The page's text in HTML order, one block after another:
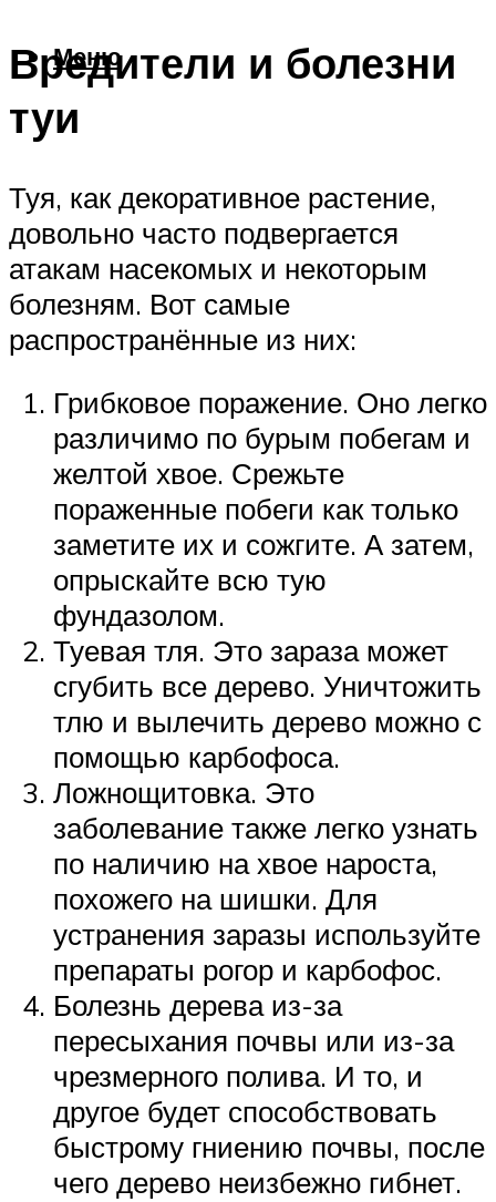
Меню
Вредители и болезни
туи
Туя, как декоративное растение,
довольно часто подвергается
атакам насекомых и некоторым
болезням. Вот самые
распространённые из них:
Грибковое поражение. Оно легко
различимо по бурым побегам и
желтой хвое. Срежьте
пораженные побеги как только
заметите их и сожгите. А затем,
опрыскайте всю тую
фундазолом.
Туевая тля. Это зараза может
сгубить все дерево. Уничтожить
тлю и вылечить дерево можно с
помощью карбофоса.
Ложнощитовка. Это
заболевание также легко узнать
по наличию на хвое нароста,
похожего на шишки. Для
устранения заразы используйте
препараты рогор и карбофос.
Болезнь дерева из-за
пересыхания почвы или из-за
чрезмерного полива. И то, и
другое будет способствовать
быстрому гниению почвы, после
чего дерево неизбежно гибнет.